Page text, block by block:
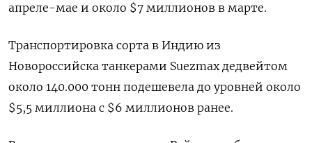
апреле-мае и около $7 миллионов в марте.
Транспортировка сорта в Индию из
Новороссийска танкерами Suezmax дедвейтом
около 140.000 тонн подешевела до уровней около
$5,5 миллиона с $6 миллионов ранее.